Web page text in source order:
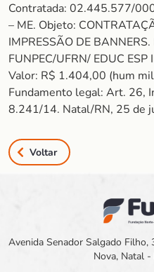
Contratada: 02.445.577/
– ME. Objeto:
IMPRESSÃO DE
FUNPEC/UFRN/ EDUC
Valor: R$ 1.404,00 (hum
Fundamento legal: Art. 26,
8.241/14. Natal/RN, 25 de
Voltar
Avenida Senador Salgado
Nova, Natal